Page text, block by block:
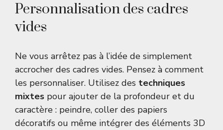
Personnalisation des cadres
vides
Ne vous arrêtez pas à l’idée de simplement
accrocher des cadres vides. Pensez à comment
les personnaliser. Utilisez des techniques
mixtes pour ajouter de la profondeur et du
caractère : peindre, coller des papiers
décoratifs ou même intégrer des éléments 3D